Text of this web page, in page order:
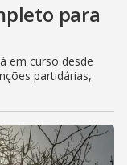
para
em curso desde
partidárias,